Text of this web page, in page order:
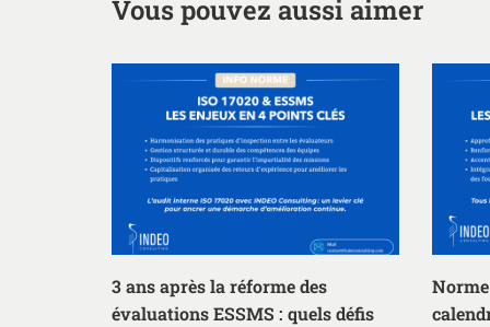
Vous pouvez aussi aimer
3 ans après la réforme des
évaluations ESSMS : quels défis
Norme